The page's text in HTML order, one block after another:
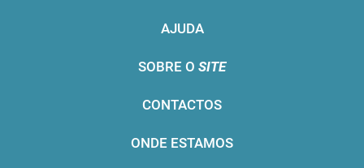
AJUDA
SOBRE O SITE
CONTACTOS
ONDE ESTAMOS